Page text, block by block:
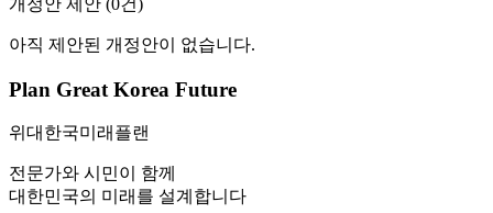
아직 제안된 개정안이 없습니다.
Plan Great Korea Future
위대한국미래플랜
전문가와 시민이 함께
대한민국의 미래를 설계합니다